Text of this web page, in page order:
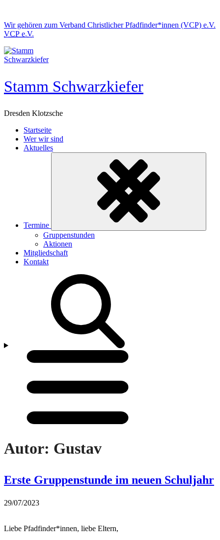
content
Wir gehören zum Verband Christlicher Pfadfinder*innen (VCP) e.V.
VCP e.V.
Stamm Schwarzkiefer
Dresden Klotzsche
Startseite
Wer wir sind
Aktuelles
Termine
Untermenü
Gruppenstunden
Aktionen
Mitgliedschaft
Kontakt
Autor: Gustav
Erste Gruppenstunde im neuen Schuljahr
29/07/2023
Liebe Pfadfinder*innen, liebe Eltern,